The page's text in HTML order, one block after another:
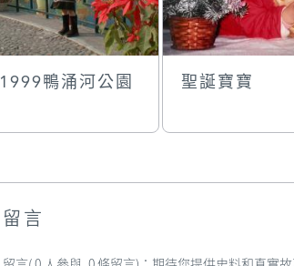
1999鴨涌河公園 聖誕寶寶
留言